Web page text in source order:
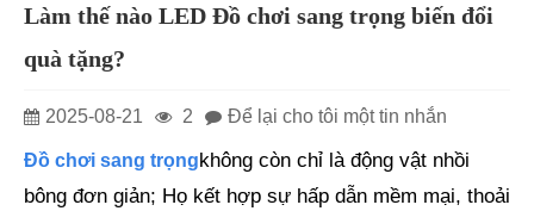
Làm thế nào LED Đồ chơi sang trọng biến đổi
quà tặng?
2025-08-21 2 Để lại cho tôi một tin nhắn
Đồ chơi sang trọngkhông còn chỉ là động vật nhồi
bông đơn giản; Họ kết hợp sự hấp dẫn mềm mại, thoải